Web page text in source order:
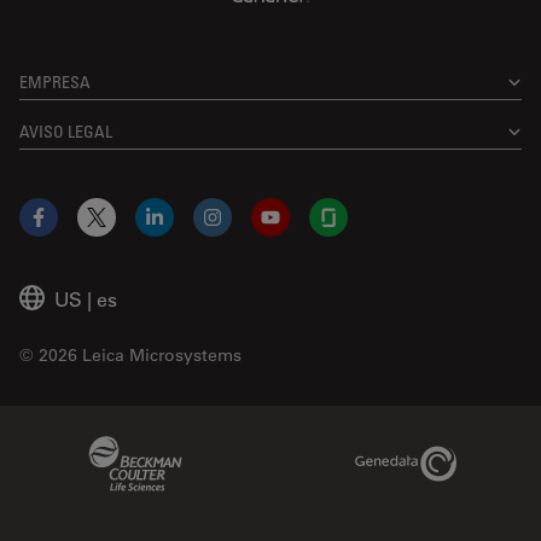
EMPRESA
AVISO LEGAL
US | es
© 2026 Leica Microsystems
Facebook
X LinkedInInstagramYouTubeGlassdoor
Genedata Link